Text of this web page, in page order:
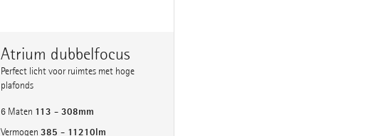
Atrium dubbelfocus
Perfect licht voor ruimtes met hoge
plafonds
6 Maten 113 - 308mm
Vermogen 385 - 11210lm